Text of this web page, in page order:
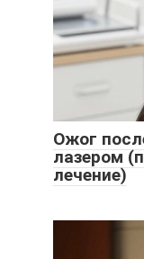
Ожог
лазером
лечение)